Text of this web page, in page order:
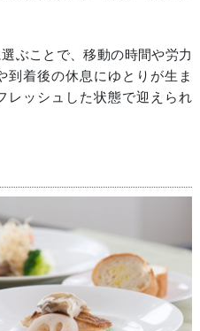
ぶことで、移動の時間や労力
到着後の休息にゆとりが生ま
レッシュした状態で迎えられ